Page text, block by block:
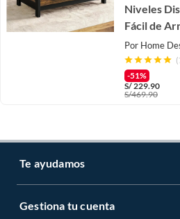
Niveles
Fácil de
Por Home
-51%
S/229.90
S/469.90
Te ayudamos
LIbro de reclamaciones
Gestiona tu cuenta